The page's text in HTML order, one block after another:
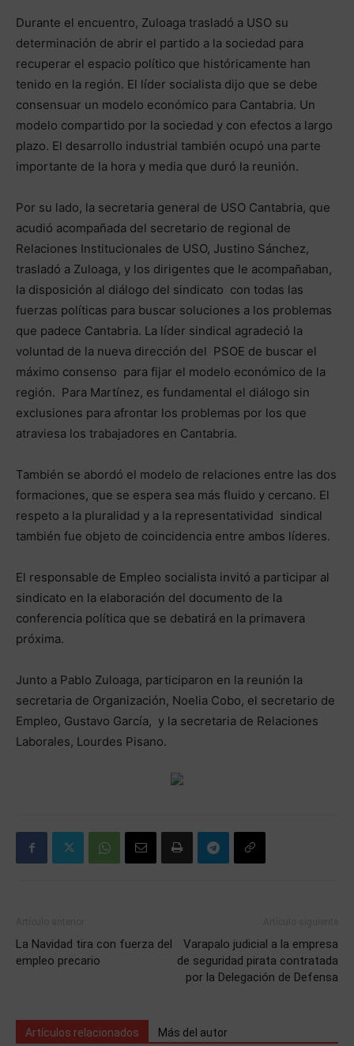
Durante el encuentro, Zuloaga trasladó a USO su
determinación de abrir el partido a la sociedad para
recuperar el espacio político que históricamente han
tenido en la región. El líder socialista dijo que se debe
consensuar un modelo económico para Cantabria. Un
modelo compartido por la sociedad y con efectos a largo
plazo. El desarrollo industrial también ocupó una parte
importante de la hora y media que duró la reunión.
Por su lado, la secretaria general de USO Cantabria, que
acudió acompañada del secretario de regional de
Relaciones Institucionales de USO, Justino Sánchez,
trasladó a Zuloaga, y los dirigentes que le acompañaban,
la disposición al diálogo del sindicato con todas las
fuerzas políticas para buscar soluciones a los problemas
que padece Cantabria. La líder sindical agradeció la
voluntad de la nueva dirección del PSOE de buscar el
máximo consenso para fijar el modelo económico de la
región. Para Martínez, es fundamental el diálogo sin
exclusiones para afrontar los problemas por los que
atraviesa los trabajadores en Cantabria.
También se abordó el modelo de relaciones entre las dos
formaciones, que se espera sea más fluido y cercano. El
respeto a la pluralidad y a la representatividad sindical
también fue objeto de coincidencia entre ambos líderes.
El responsable de Empleo socialista invitó a participar al
sindicato en la elaboración del documento de la
conferencia política que se debatirá en la primavera
próxima.
Junto a Pablo Zuloaga, participaron en la reunión la
secretaria de Organización, Noelia Cobo, el secretario de
Empleo, Gustavo García, y la secretaria de Relaciones
Laborales, Lourdes Pisano.
La Navidad tira con fuerza del
empleo precario
Varapalo judicial a la empresa
de seguridad pirata contratada
por la Delegación de Defensa
Artículos relacionados Más del autor